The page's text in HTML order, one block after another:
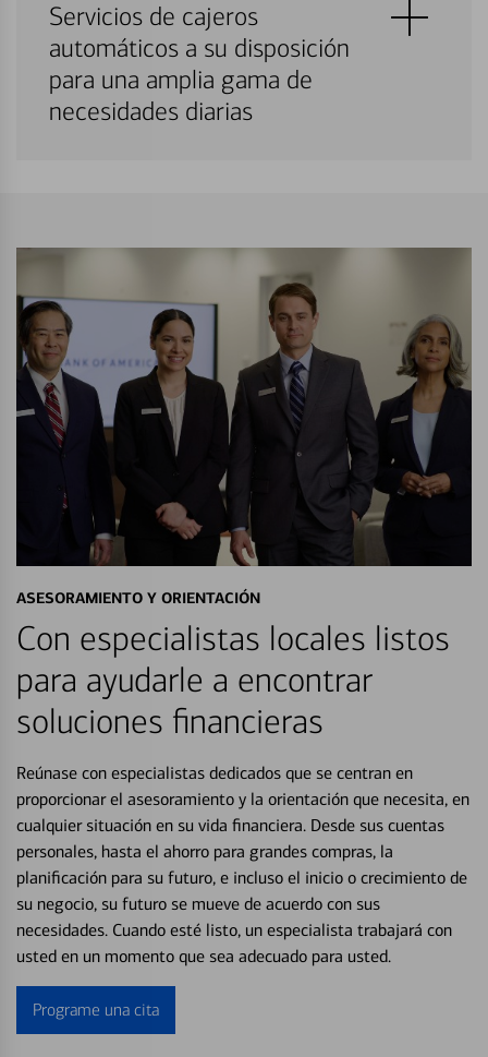
Servicios de cajeros
automáticos a su disposición
para una amplia gama de
necesidades diarias
ASESORAMIENTO Y ORIENTACIÓN
Con especialistas locales listos
para ayudarle a encontrar
soluciones financieras
Reúnase con especialistas dedicados que se centran en
proporcionar el asesoramiento y la orientación que necesita, en
cualquier situación en su vida financiera. Desde sus cuentas
personales, hasta el ahorro para grandes compras, la
planificación para su futuro, e incluso el inicio o crecimiento de
su negocio, su futuro se mueve de acuerdo con sus
necesidades. Cuando esté listo, un especialista trabajará con
usted en un momento que sea adecuado para usted.
Programe una cita